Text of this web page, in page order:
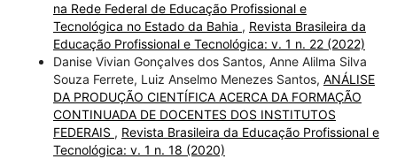
na Rede Federal de Educação Profissional e
Tecnológica no Estado da Bahia , Revista Brasileira da
Educação Profissional e Tecnológica: v. 1 n. 22 (2022)
Danise Vivian Gonçalves dos Santos, Anne Alilma Silva
Souza Ferrete, Luiz Anselmo Menezes Santos, ANÁLISE
DA PRODUÇÃO CIENTÍFICA ACERCA DA FORMAÇÃO
CONTINUADA DE DOCENTES DOS INSTITUTOS
FEDERAIS , Revista Brasileira da Educação Profissional e
Tecnológica: v. 1 n. 18 (2020)